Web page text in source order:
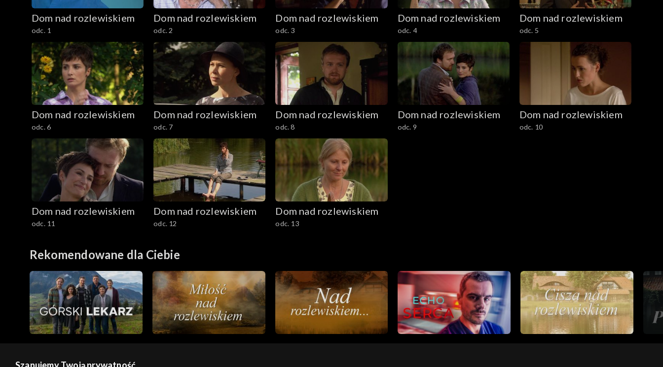
Dom nad rozlewiskiem
odc. 1
Dom nad rozlewiskiem
odc. 2
Dom nad rozlewiskiem
odc. 3
Dom nad rozlewiskiem
odc. 4
Dom nad rozlewiskiem
odc. 5
Dom nad rozlewiskiem
odc. 6
Dom nad rozlewiskiem
odc. 7
Dom nad rozlewiskiem
odc. 8
Dom nad rozlewiskiem
odc. 9
Dom nad rozlewiskiem
odc. 10
Dom nad rozlewiskiem
odc. 11
Dom nad rozlewiskiem
odc. 12
Dom nad rozlewiskiem
odc. 13
Rekomendowane dla Ciebie